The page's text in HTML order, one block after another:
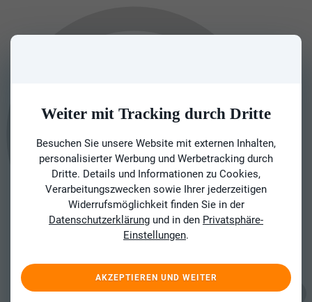
Weiter mit Tracking durch Dritte
Besuchen Sie unsere Website mit externen Inhalten,
personalisierter Werbung und Werbetracking durch
Dritte. Details und Informationen zu Cookies,
Verarbeitungszwecken sowie Ihrer jederzeitigen
Widerrufsmöglichkeit finden Sie in der
Datenschutzerklärung und in den Privatsphäre-
Einstellungen.
AKZEPTIEREN UND WEITER